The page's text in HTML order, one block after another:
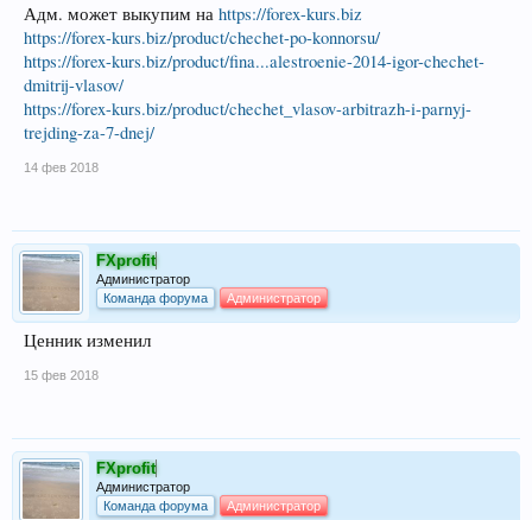
Адм. может выкупим на https://forex-kurs.biz
https://forex-kurs.biz/product/chechet-po-konnorsu/
https://forex-kurs.biz/product/fina...alestroenie-2014-igor-chechet-
dmitrij-vlasov/
https://forex-kurs.biz/product/chechet_vlasov-arbitrazh-i-parnyj-
trejding-za-7-dnej/
14 фев 2018
FXprofit
Администратор
Команда форума
Администратор
Ценник изменил
15 фев 2018
FXprofit
Администратор
Команда форума
Администратор